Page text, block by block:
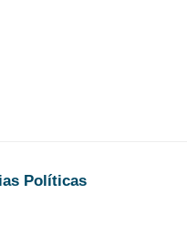
Políticas